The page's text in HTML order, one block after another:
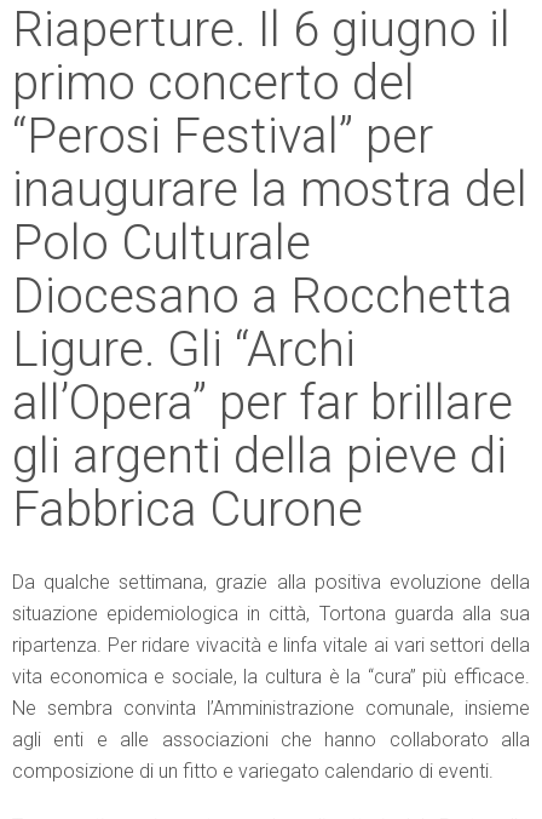
Riaperture. Il 6 giugno il
primo concerto del
“Perosi Festival” per
inaugurare la mostra del
Polo Culturale
Diocesano a Rocchetta
Ligure. Gli “Archi
all’Opera” per far brillare
gli argenti della pieve di
Fabbrica Curone
Da qualche settimana, grazie alla positiva evoluzione della
situazione epidemiologica in città, Tortona guarda alla sua
ripartenza. Per ridare vivacità e linfa vitale ai vari settori della
vita economica e sociale, la cultura è la “cura” più efficace.
Ne sembra convinta l’Amministrazione comunale, insieme
agli enti e alle associazioni che hanno collaborato alla
composizione di un fitto e variegato calendario di eventi.